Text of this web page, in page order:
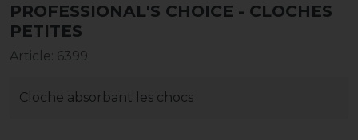
PROFESSIONAL'S CHOICE - CLOCHES
PETITES
Article: 6399
Cloche absorbant les chocs